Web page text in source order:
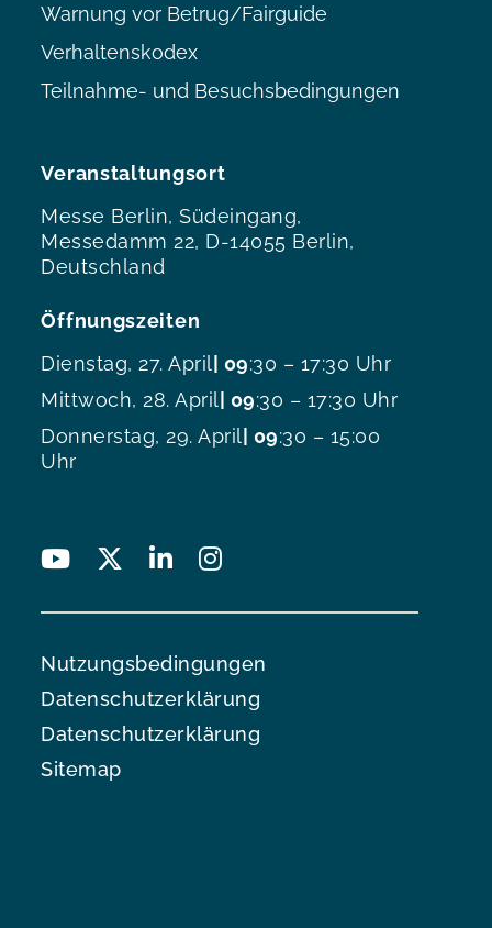
Veranstaltungsort
Messe Berlin, Südeingang,
Messedamm 22, D-14055 Berlin,
Deutschland
Öffnungszeiten
Dienstag, 27. April| 09:30 – 17:30 Uhr
Mittwoch, 28. April| 09:30 – 17:30 Uhr
Donnerstag, 29. April| 09:30 – 15:00
Uhr
Warnung vor Betrug/Fairguide
Verhaltenskodex
Teilnahme- und Besuchsbedingungen
Nutzungsbedingungen
Datenschutzerklärung
Datenschutzerklärung
Sitemap